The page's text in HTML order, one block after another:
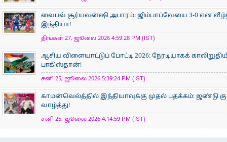
வைபவ் சூர்யவன்ஷி அபாரம்: ஜிம்பாப்வேயை 3-0 என
இந்தியா!
திங்கள் 27, ஜூலை 2026 4:59:28 PM (IST)
ஆசிய விளையாட்டுப் போட்டி 2026: நேரடியாகக்
பாகிஸ்தான்!
சனி 25, ஜூலை 2026 5:39:24 PM (IST)
காமன்வெல்த்தில் இந்தியாவுக்கு முதல் பதக்கம்: ஜண்டு
வாழ்த்து!
சனி 25, ஜூலை 2026 4:14:59 PM (IST)